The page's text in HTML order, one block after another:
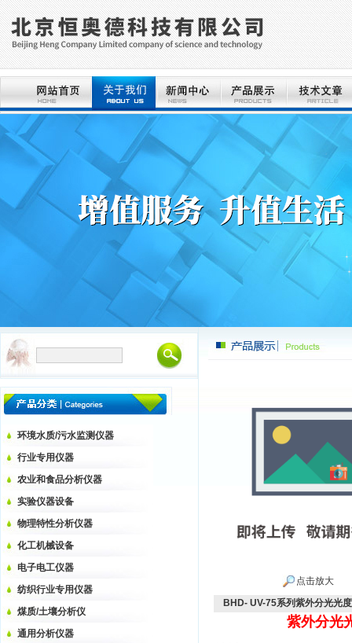
环境水质/污水监测仪器
行业专用仪器
农业和食品分析仪器
实验仪器设备
物理特性分析仪器
化工机械设备
电子电工仪器
纺织行业专用仪器
煤质/土壤分析仪
通用分析仪器
点击放大
BHD- UV-75系列紫外分光光
紫外分光